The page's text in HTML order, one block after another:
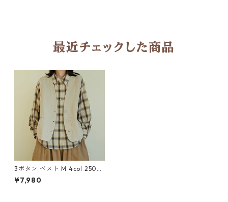
最近チェックした商品
3ボタン ベスト M 4col 2502
44
¥7,980